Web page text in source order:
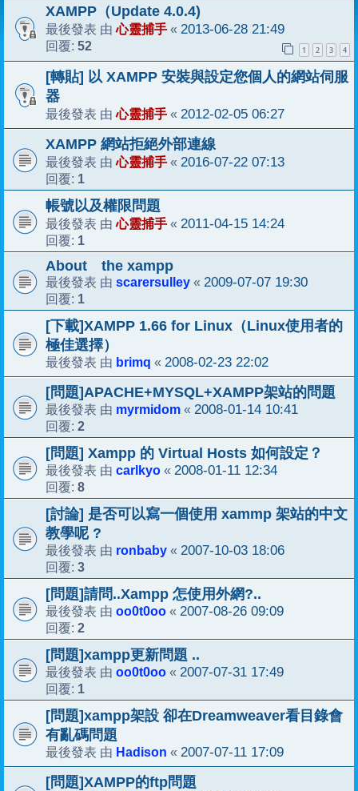
XAMPP（Update 4.0.4)
最後發表 由心靈捕手 « 2013-06-28 21:49
回覆: 52 1 2 3 4
[轉貼] 以 XAMPP 安裝與設定您個人的網站伺服
器
最後發表 由心靈捕手 « 2012-02-05 06:27
XAMPP 網站拒絕外部連線
最後發表 由心靈捕手 « 2016-07-22 07:13
回覆: 1
帳號以及權限問題
最後發表 由心靈捕手 « 2011-04-15 14:24
回覆: 1
About the xampp
最後發表 由 scarersulley « 2009-07-07 19:30
回覆: 1
[下載]XAMPP 1.66 for Linux（Linux使用者的
極佳選擇）
最後發表 由 brimq « 2008-02-23 22:02
[問題]APACHE+MYSQL+XAMPP架站的問題
最後發表 由 myrmidom « 2008-01-14 10:41
回覆: 2
[問題] Xampp 的 Virtual Hosts 如何設定？
最後發表 由 carlkyo « 2008-01-11 12:34
回覆: 8
[討論] 是否可以寫一個使用 xammp 架站的中文
教學呢 ?
最後發表 由 ronbaby « 2007-10-03 18:06
回覆: 3
[問題]請問..Xampp 怎使用外網?..
最後發表 由 oo0t0oo « 2007-08-26 09:09
回覆: 2
[問題]xampp更新問題 ..
最後發表 由 oo0t0oo « 2007-07-31 17:49
回覆: 1
[問題]xampp架設 卻在Dreamweaver看目錄會
有亂碼問題
最後發表 由 Hadison « 2007-07-11 17:09
[問題]XAMPP的ftp問題